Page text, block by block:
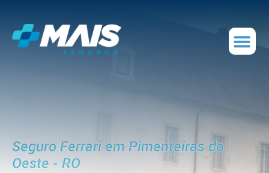
Seguro Ferrari em Pimenteiras do
Oeste - RO